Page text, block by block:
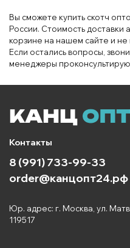
Вы сможете купить скотч
России. Стоимость доставки
корзине на нашем сайте и
Если остались вопросы,
менеджеры
Контакты
8 (991) 733-99-33
order@канцопт24.рф
Юр. адрес: г. Москва, ул.
119517